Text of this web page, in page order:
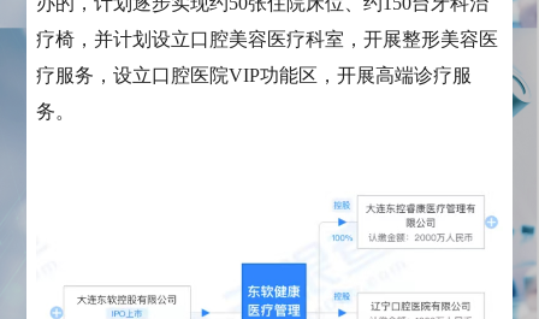
疗椅，并计划设立口腔美容医疗科室，开展整形美容医
疗服务，设立口腔医院VIP功能区，开展高端诊疗服
务。